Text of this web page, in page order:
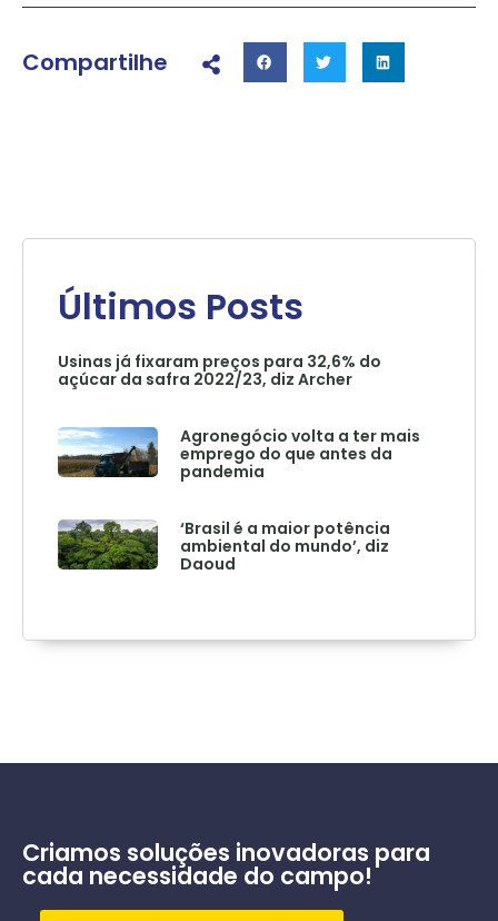
Compartilhe
Últimos Posts
Usinas já fixaram preços para 32,6% do
açúcar da safra 2022/23, diz Archer
Agronegócio volta a ter mais
emprego do que antes da
pandemia
‘Brasil é a maior potência
ambiental do mundo’, diz
Daoud
Criamos soluções inovadoras para
cada necessidade do campo!